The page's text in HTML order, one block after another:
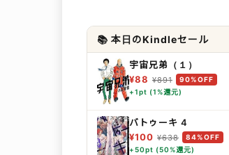
📚 本日のKindleセール
宇宙兄弟（１）
¥88 ¥891
90%OFF
+1pt (1%還元)
バトゥーキ 4
¥100 ¥638
84%OFF
+50pt (50%還元)